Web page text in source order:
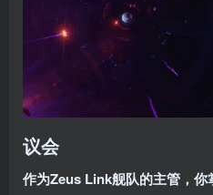
议会
作为Zeus Link舰队的主管，